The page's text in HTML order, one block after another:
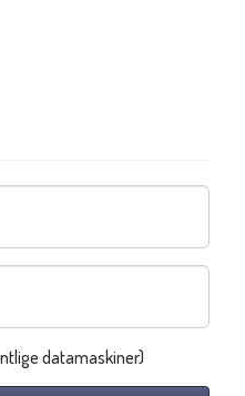
datamaskiner)